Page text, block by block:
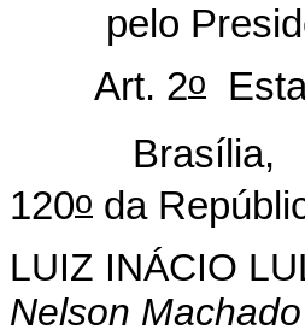
pelo
Art. 2o
Brasília, 8
120o da
LUIZ INÁCIO
Nelson Machado